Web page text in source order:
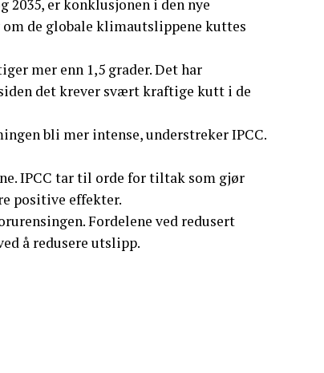
er konklusjonen i den nye
de globale klimautslippene kuttes
mer enn 1,5 grader. Det har
det krever svært kraftige kutt i de
bli mer intense, understreker IPCC.
IPCC tar til orde for tiltak som gjør
positive effekter.
Fordelene ved redusert
å redusere utslipp.